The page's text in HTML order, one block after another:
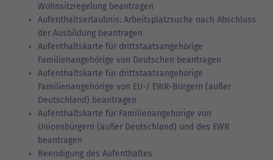
Wohnsitzregelung beantragen
Aufenthaltserlaubnis: Arbeitsplatzsuche nach Abschluss
der Ausbildung beantragen
Aufenthaltskarte für drittstaatsangehörige
Familienangehörige von Deutschen beantragen
Aufenthaltskarte für drittstaatsangehörige
Familienangehörige von EU-/ EWR-Bürgern (außer
Deutschland) beantragen
Aufenthaltskarte für Familienangehörige von
Unionsbürgern (außer Deutschland) und des EWR
beantragen
Beendigung des Aufenthaltes